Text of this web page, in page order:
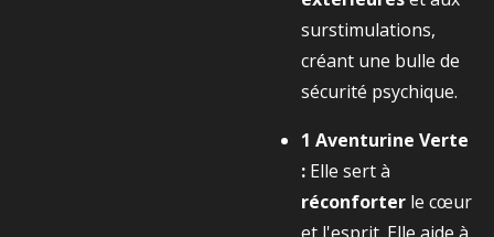
surstimulations,
créant une bulle de
sécurité psychique.
1 Aventurine Verte
: Elle sert à
réconforter le cœur